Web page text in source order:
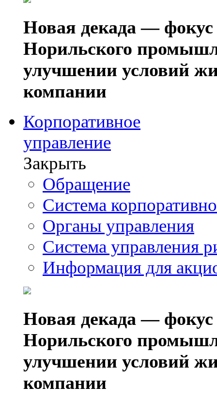
Новая декада — фокус
Норильского
улучшении условий
компании
Корпоративное
управление
Закрыть
Обращение
Система
Органы управления
Система управления
Информация для
Новая декада — фокус
Норильского
улучшении условий
компании